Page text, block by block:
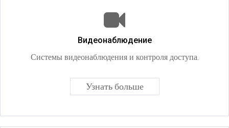
Видеонаблюдение
Системы видеонаблюдения и контроля доступа.
Узнать больше